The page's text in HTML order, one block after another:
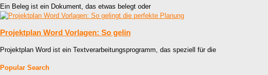
Ein Beleg ist ein Dokument, das etwas belegt oder
Projektplan Word Vorlagen: So gelin
Projektplan Word ist ein Textverarbeitungsprogramm, das speziell für die
Popular Search